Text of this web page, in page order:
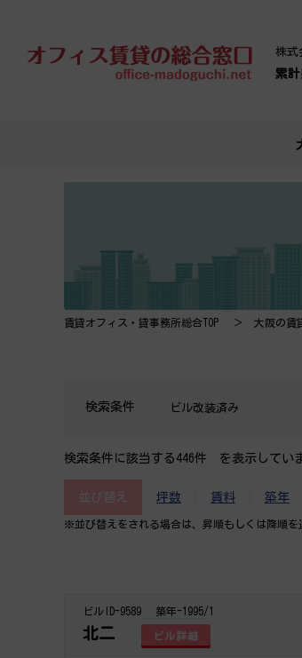
株式
累
賃貸オフィス・貸事務所総合TOP 大阪の賃
検索条件 ビル改装済み
検索条件に該当する446件 を表示してい
並び替え 坪数 賃料 築年
※並び替えをされる場合は、昇順もしくは降順を
ビルID-9589 築年-1995/1
北二 ビル詳細